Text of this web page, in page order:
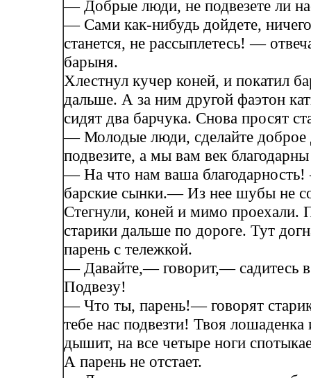
— Добрые люди, не подвезете ли
— Сами как-нибудь дойдете,
станется, не рассыплетесь! —
барыня.
Хлестнул кучер коней, и покатил
дальше. А за ним другой фаэтон
сидят два барчука. Снова просят
— Молодые люди, сделайте доброе
подвезите, а мы вам век
— На что нам ваша
барские сынки.— Из нее шубы не
Стегнули, коней и мимо проехали.
старики дальше по дороге. Тут
парень с тележкой.
— Давайте,— говорит,— садитесь
Подвезу!
— Что ты, парень!— говорят
тебе нас подвезти! Твоя лошаденка
дышит, на все четыре ноги
А парень не отстает.